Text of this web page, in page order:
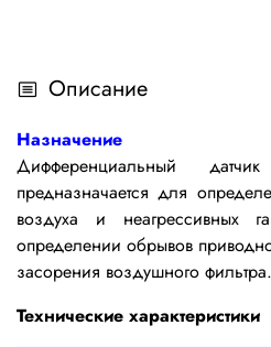
Описание
Назначение
Дифференциальный
предназначается для
воздуха и неагрессивных
определении обрывов
засорения воздушного фильтра.
Технические характеристики